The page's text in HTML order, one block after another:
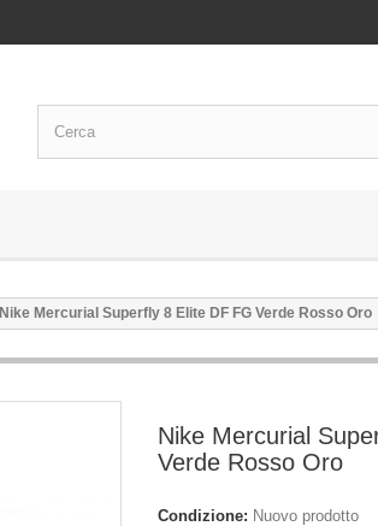
Nike Mercurial Superfly 8 Elite DF FG Verde Rosso Oro
Nike Mercurial
Verde Rosso Oro
Condizione: Nuovo prodotto